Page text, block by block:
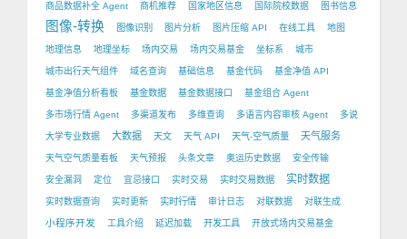
商品数据补全 Agent 商机推荐 国家地区信息 国际院校数据 图书信息
图像-转换 图像识别 图片分析 图片压缩 API 在线工具 地图
地理信息 地理坐标 场内交易 场内交易基金 坐标系 城市
城市出行天气组件 域名查询 基础信息 基金代码 基金净值 API
基金净值分析看板 基金数据 基金数据接口 基金组合 Agent
多市场行情 Agent 多渠道发布 多维查询 多语言内容审核 Agent 多说
大学专业数据 大数据 天文 天气 API 天气-空气质量 天气服务
天气空气质量看板 天气预报 头条文章 奥运历史数据 安全传输
安全漏洞 定位 宜忌接口 实时交易 实时交易数据 实时数据
实时数据查询 实时更新 实时行情 审计日志 对联数据 对联生成
小程序开发 工具介绍 延迟加载 开发工具 开放式场内交易基金